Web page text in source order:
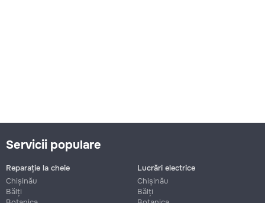
Servicii populare
Reparație la cheie
Chișinău
Bălți
Lucrări electrice
Chișinău
Bălți